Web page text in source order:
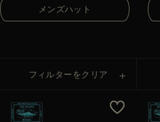
GB
CA
メンズハット
フィルターをクリア
Price Low To High